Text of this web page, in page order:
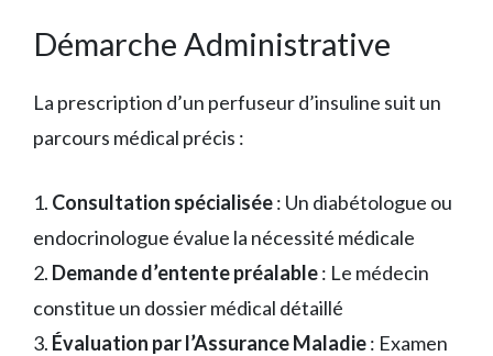
Démarche Administrative
La prescription d’un perfuseur d’insuline suit un
parcours médical précis :
1. Consultation spécialisée: Un diabétologue ou
endocrinologue évalue la nécessité médicale
2. Demande d’entente préalable: Le médecin
constitue un dossier médical détaillé
3. Évaluation par l’Assurance Maladie: Examen